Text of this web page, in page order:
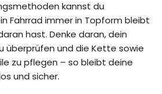
kannst du
Fahrrad immer in Topform bleibt
hast. Denke daran, dein
überprüfen und die Kette sowie
zu pflegen – so bleibt deine
und sicher.